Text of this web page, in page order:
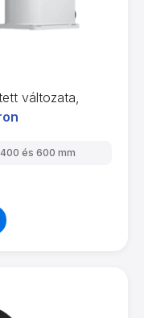
változata,
400 és 600 mm